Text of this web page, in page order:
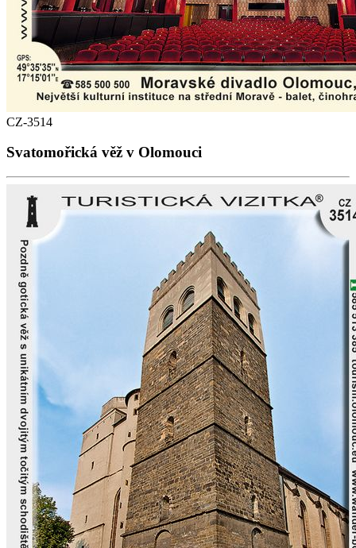
CZ-3514
Svatomořická věž v Olomouci